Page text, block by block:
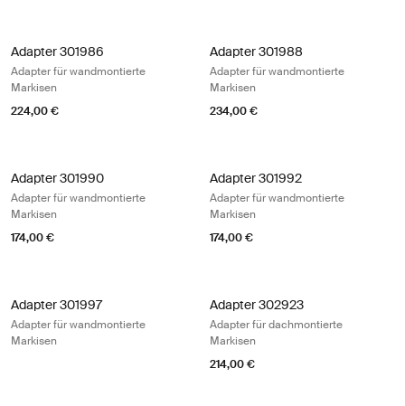
Adapter 301986
Adapter für wandmontierte
Markisen
224,00 €
Adapter 301988
Adapter für wandmontierte
Markisen
234,00 €
Adapter 301990
Adapter für wandmontierte
Markisen
174,00 €
Adapter 301992
Adapter für wandmontierte
Markisen
174,00 €
Adapter 301997
Adapter für wandmontierte
Markisen
Adapter 302923
Adapter für dachmontierte
Markisen
214,00 €